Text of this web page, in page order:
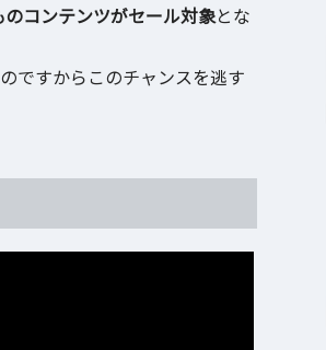
コンテンツがセール対象とな
ですからこのチャンスを逃す